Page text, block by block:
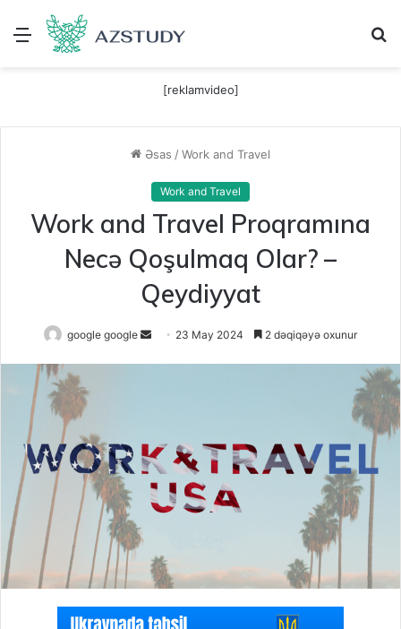
Menu
[reklamvideo]
Əsas /Work and Travel
Work and Travel
Work and Travel Proqramına
Necə Qoşulmaq Olar? –
Qeydiyyat
google google
Send 23 May 2024 2 dəqiqəyə oxunur